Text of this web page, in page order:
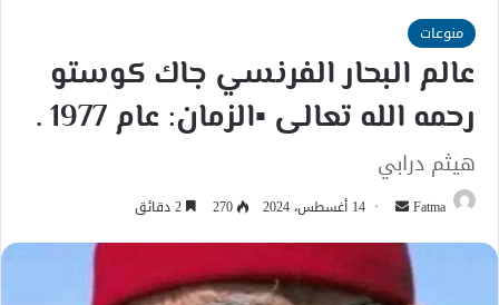
منوعات
عالم البحار الفرنسي جاك كوستو
رحمه الله تعالى ▪الزمان: عام 1977 .
هيثم درابي
Fatma
أرسل
إلكترونيا
14 أغسطس، 2024 270